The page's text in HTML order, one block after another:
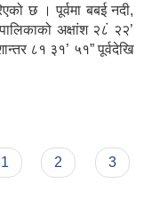
छ । पूर्वमा बबई नदी,
अक्षांश २८ं २२’
८१ ३१’ ५१” पूर्वदेखि
1 2
3